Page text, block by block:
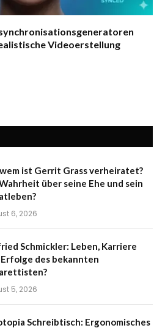
Videoerstellung
ist Gerrit Grass verheiratet?
über seine Ehe und sein
6, 2026
Schmickler: Leben, Karriere
des bekannten
5, 2026
Schreibtisch: Ergonomisches